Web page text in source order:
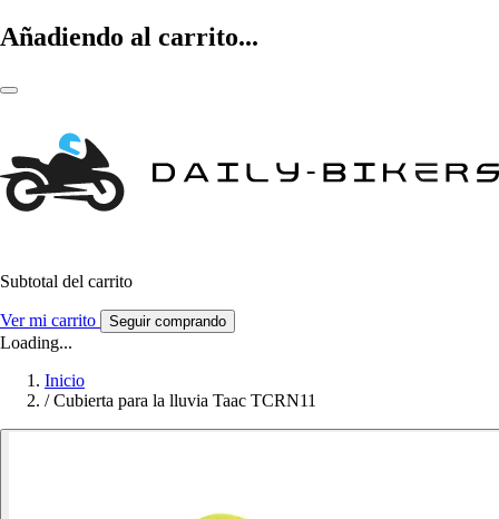
Añadiendo al carrito...
Subtotal del carrito
Ver mi carrito Seguir comprando
Loading...
Inicio
/ Cubierta para la lluvia Taac TCRN11